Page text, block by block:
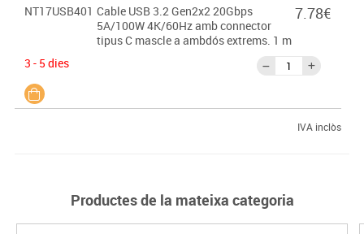
NT17USB401 Cable USB 3.2 Gen2x2 20Gbps
5A/100W 4K/60Hz amb connector
tipus C mascle a ambdós extrems. 1 m
3 - 5 dies
7.78€
IVA inclòs
Productes de la mateixa categoria